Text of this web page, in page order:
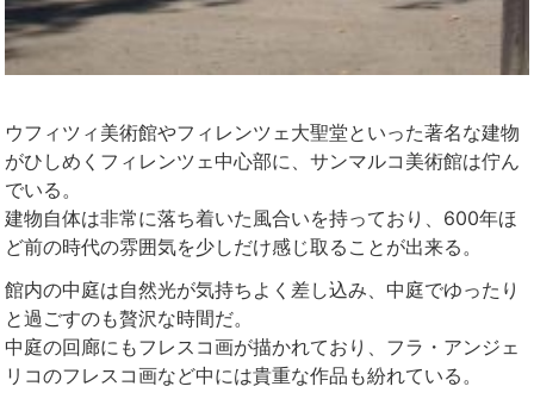
ウフィツィ美術館やフィレンツェ大聖堂といった著名な建物
がひしめくフィレンツェ中心部に、サンマルコ美術館は佇ん
でいる。
建物自体は非常に落ち着いた風合いを持っており、600年ほ
ど前の時代の雰囲気を少しだけ感じ取ることが出来る。
館内の中庭は自然光が気持ちよく差し込み、中庭でゆったり
と過ごすのも贅沢な時間だ。
中庭の回廊にもフレスコ画が描かれており、フラ・アンジェ
リコのフレスコ画など中には貴重な作品も紛れている。